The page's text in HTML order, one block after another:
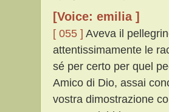
[Voice: emilia ]
[ 055 ] Aveva il
attentissimamente le
sé per certo per quel
Amico di Dio, assai
vostra dimostrazione